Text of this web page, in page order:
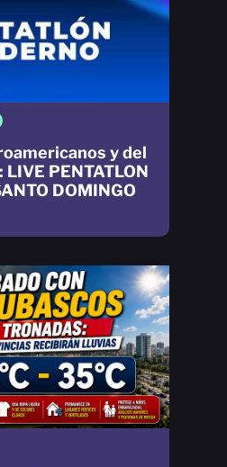
y del
PENTATLON
DOMINGO